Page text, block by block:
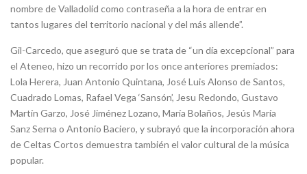
nombre de Valladolid como contraseña a la hora de entrar en
tantos lugares del territorio nacional y del más allende”.
Gil-Carcedo, que aseguró que se trata de “un día excepcional” para
el Ateneo, hizo un recorrido por los once anteriores premiados:
Lola Herera, Juan Antonio Quintana, José Luis Alonso de Santos,
Cuadrado Lomas, Rafael Vega ‘Sansón’, Jesu Redondo, Gustavo
Martín Garzo, José Jiménez Lozano, María Bolaños, Jesús María
Sanz Serna o Antonio Baciero, y subrayó que la incorporación ahora
de Celtas Cortos demuestra también el valor cultural de la música
popular.